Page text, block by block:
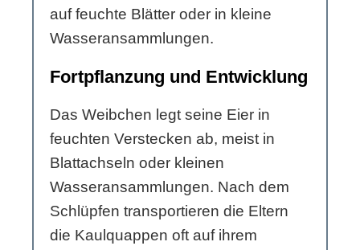
auf feuchte Blätter oder in kleine
Wasseransammlungen.
Fortpflanzung und Entwicklung
Das Weibchen legt seine Eier in
feuchten Verstecken ab, meist in
Blattachseln oder kleinen
Wasseransammlungen. Nach dem
Schlüpfen transportieren die Eltern
die Kaulquappen oft auf ihrem